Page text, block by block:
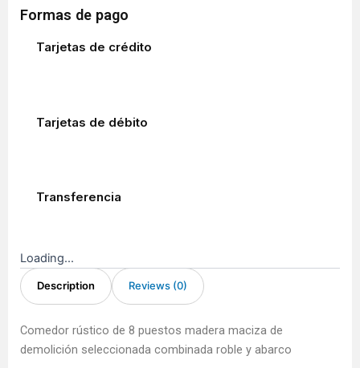
8
quantity
Formas de pago
Tarjetas de crédito
Tarjetas de débito
Transferencia
Loading...
Description Reviews (0)
Comedor rústico de 8 puestos madera maciza de
demolición seleccionada combinada roble y abarco